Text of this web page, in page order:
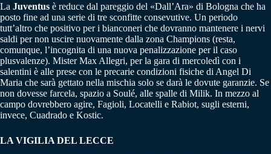
La Juventus è reduce dal pareggio del «Dall’Ara» di Bologna che ha
posto fine ad una serie di tre sconfitte consevutive. Un periodo
tutt’altro che positivo per i bianconeri che dovranno mantenere i nervi
saldi per non uscire nuovamente dalla zona Champions (resta,
comunque, l’incognita di una nuova penalizzazione per il caso
plusvalenze). Mister Max Allegri, per la gara di mercoledì con i
salentini è alle prese con le precarie condizioni fisiche di Angel Di
Maria che sarà gettato nella mischia solo se darà le dovute garanzie. Se
non dovesse farcela, spazio a Soulé, alle spalle di Milik. In mezzo al
campo dovrebbero agire, Fagioli, Locatelli e Rabiot, sugli esterni,
invece, Cuadrado e Kostic.
LA VIGILIA DEL LECCE